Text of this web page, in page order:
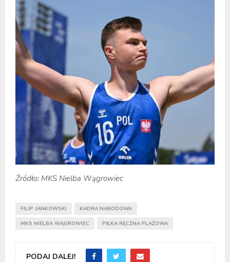
Źródło: MKS Nielba Wągrowiec
FILIP JANKOWSKI KADRA NARODOWA
MKS NIELBA WĄGROWIEC PIŁKA RĘCZNA PLAŻOWA
PODAJ DALEJ!